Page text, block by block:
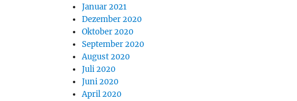
Januar 2021
Dezember 2020
Oktober 2020
September 2020
August 2020
Juli 2020
Juni 2020
April 2020